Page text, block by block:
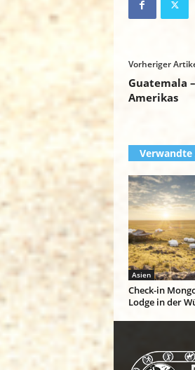
Vorheriger
Guatemala
Amerikas
Asien
Check-in
Lodge in der